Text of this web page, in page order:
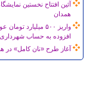
آئین افتتاح نخستین
همدان
واریز ۵۰۰ میلیارد
افزوده به حساب
آغاز طرح «نان کامل» در